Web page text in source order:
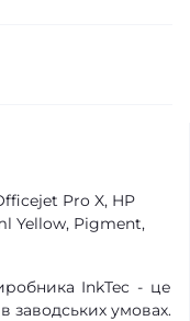
Pro X, HP
Yellow, Pigment,
InkTec - це
заводських умовах.